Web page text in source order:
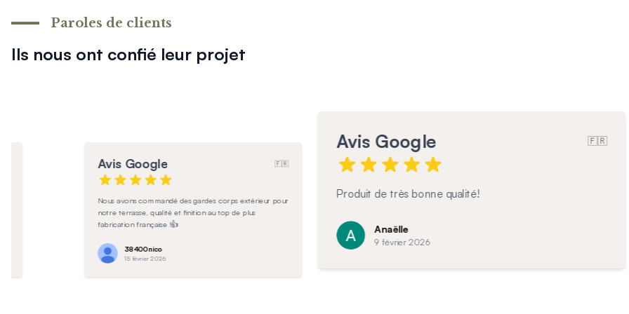
Ils nous ont confié leur projet
Paroles de clients
Anaëlle
9 février 2026
Avis Google 🇫🇷
Garde corps magnifique et très bien posé
C
7 février 2026